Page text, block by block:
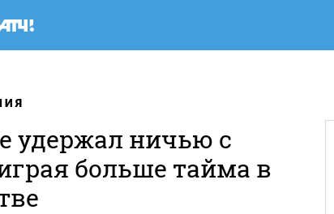
удержал ничью с
больше тайма в